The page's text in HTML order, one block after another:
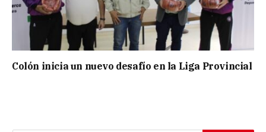
Colón inicia un nuevo desafío en la Liga Provincial